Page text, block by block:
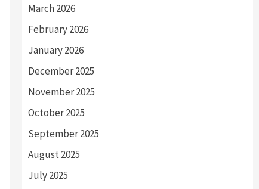
March 2026
February 2026
January 2026
December 2025
November 2025
October 2025
September 2025
August 2025
July 2025